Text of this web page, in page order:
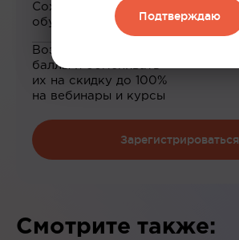
Сохранение прогресса по
обучению
Возможность зарабатывать
баллы и обменивать
их на скидку до 100%
на вебинары и курсы
Зарегистрироваться
Смотрите также:
Подтверждаю